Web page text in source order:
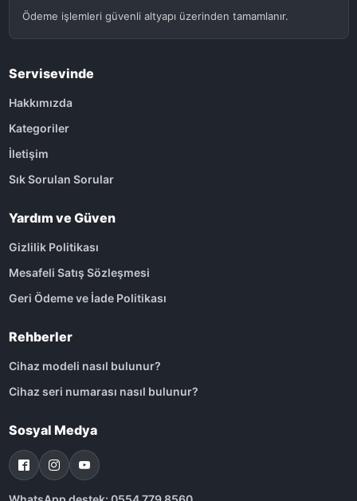
Ödeme işlemleri güvenli altyapı üzerinden tamamlanır.
Servisevinde
Hakkımızda
Kategoriler
İletişim
Sık Sorulan Sorular
Yardım ve Güven
Gizlilik Politikası
Mesafeli Satış Sözleşmesi
Geri Ödeme ve İade Politikası
Rehberler
Cihaz modeli nasıl bulunur?
Cihaz seri numarası nasıl bulunur?
Sosyal Medya